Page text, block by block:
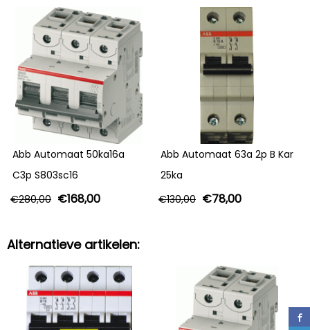
Abb Automaat 50ka16a
C3p S803sc16
€280,00 €168,00
Abb Automaat 63a 2p B Kar
25ka
€130,00 €78,00
Alternatieve artikelen: